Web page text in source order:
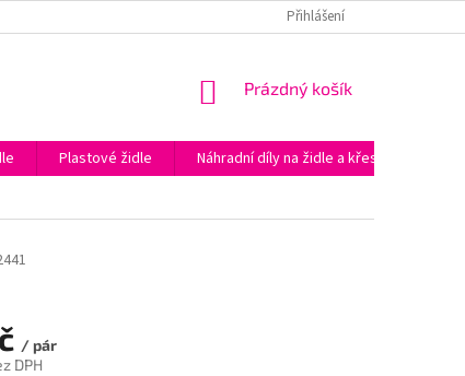
ÚDAJŮ PODĚKOVÁNÍ ZA NÁKUP V E-SHOPU KAPAZIDLE.CZ
Přihlášení
NÁKUPNÍ
Prázdný košík
Plastové židle Náhradní díly na židle a křesla
/ pár
DPH